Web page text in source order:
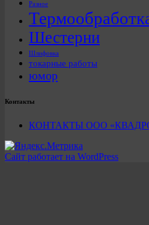
Разное
Шестерни
Шлифовка
токарные работы
юмор
Контакты
КОНТАКТЫ ООО
Сайт работает на WordPress